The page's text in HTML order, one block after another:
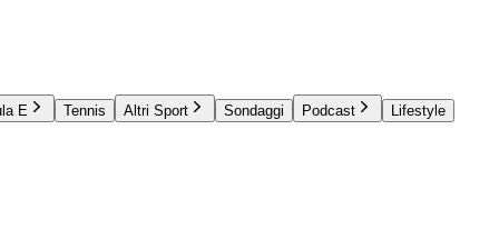
E Tennis Altri Sport Sondaggi Podcast Lifestyle